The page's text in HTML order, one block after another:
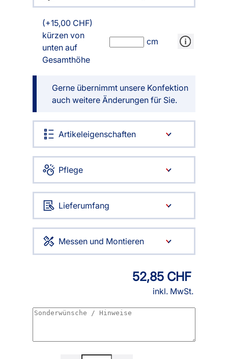
(+15,00 CHF)
kürzen von
unten auf
Gesamthöhe
cm
Gerne übernimmt unsere Konfektion
auch weitere Änderungen für Sie.
Artikeleigenschaften
Pflege
Lieferumfang
Messen und Montieren
52,85 CHF
inkl. MwSt.